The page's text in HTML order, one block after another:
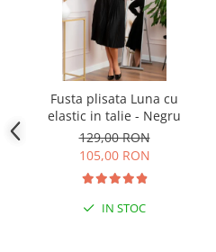
Fusta plisata Luna cu
elastic in talie - Negru
129,00 RON
105,00 RON
IN STOC